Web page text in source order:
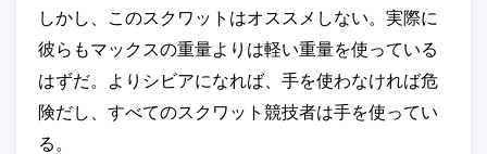
しかし、このスクワットはオススメしない。実際に
彼らもマックスの重量よりは軽い重量を使っている
はずだ。よりシビアになれば、手を使わなければ危
険だし、すべてのスクワット競技者は手を使ってい
る。